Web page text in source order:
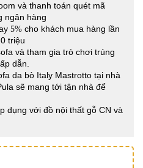
và thanh toán quét mã
ngân hàng
5% cho khách mua hàng lần
triệu
và tham gia trò chơi trúng
dẫn.
da bò Italy Mastrotto tại nhà
sẽ mang tới tận nhà để
dụng với đồ nội thất gỗ CN và